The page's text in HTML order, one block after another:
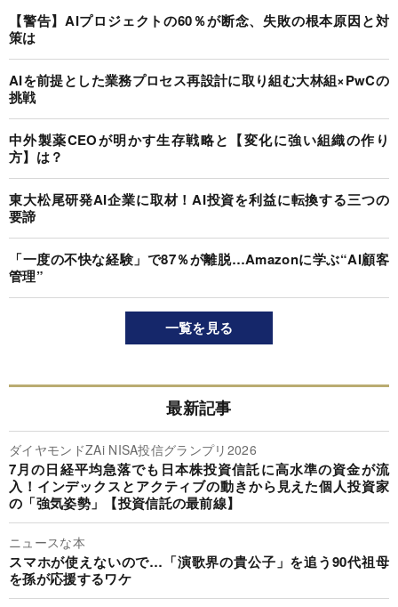
【警告】AIプロジェクトの60％が断念、失敗の根本原因と対
策は
AIを前提とした業務プロセス再設計に取り組む大林組×PwCの
挑戦
中外製薬CEOが明かす生存戦略と【変化に強い組織の作り
方】は？
東大松尾研発AI企業に取材！AI投資を利益に転換する三つの
要諦
「一度の不快な経験」で87％が離脱…Amazonに学ぶ“AI顧客
管理”
一覧を見る
最新記事
ダイヤモンドZAi NISA投信グランプリ2026
7月の日経平均急落でも日本株投資信託に高水準の資金が流
入！インデックスとアクティブの動きから見えた個人投資家
の「強気姿勢」【投資信託の最前線】
ニュースな本
スマホが使えないので…「演歌界の貴公子」を追う90代祖母
を孫が応援するワケ